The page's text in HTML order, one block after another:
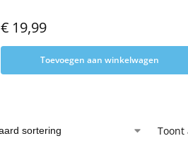
€19,99
Toevoegen aan winkelwagen
Toont